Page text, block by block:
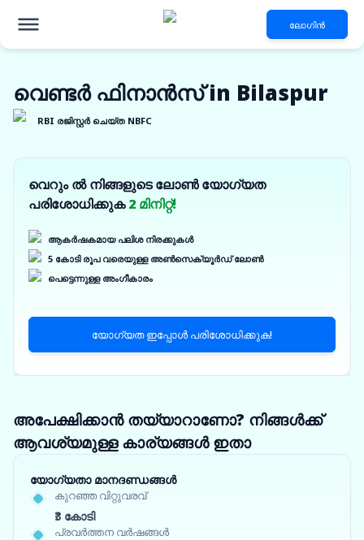
ലോഗിൻ
വെണ്ടർ ഫിനാൻസ് in Bilaspur
RBI രജിസ്റ്റർ ചെയ്ത NBFC
വെറും ൽ നിങ്ങളുടെ ലോൺ യോഗ്യത
പരിശോധിക്കുക2 മിനിറ്റ്!
ആകർഷകമായ പലിശ നിരക്കുകൾ
5 കോടി രൂപ വരെയുള്ള അൺസെക്യൂർഡ് ലോൺ
പെട്ടെന്നുള്ള അംഗീകാരം
യോഗ്യത ഇപ്പോൾ പരിശോധിക്കുക!
അപേക്ഷിക്കാൻ തയ്യാറാണോ? നിങ്ങൾക്ക്
ആവശ്യമുള്ള കാര്യങ്ങൾ ഇതാ
യോഗ്യതാ മാനദണ്ഡങ്ങൾ
കുറഞ്ഞ വിറ്റുവരവ്
₹3 കോടി
പ്രവർത്തന വർഷങ്ങൾ